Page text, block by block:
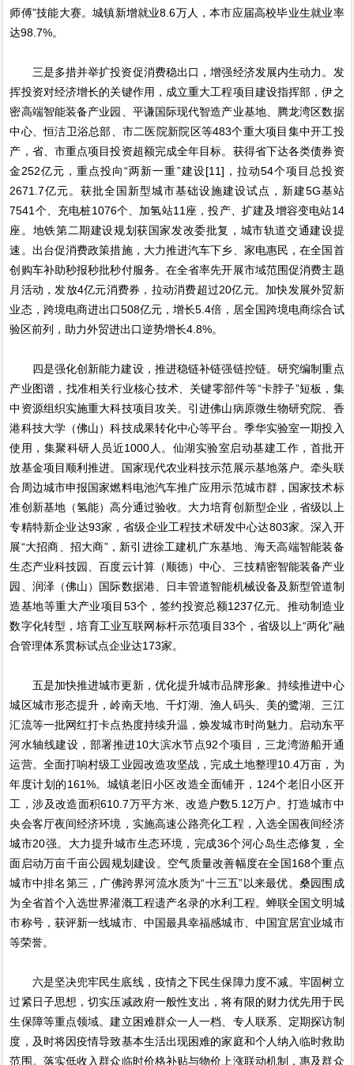
师傅”技能大赛。城镇新增就业8.6万人，本市应届高校毕业生就业率
达98.7%。
三是多措并举扩投资促消费稳出口，增强经济发展内生动力。发
挥投资对经济增长的关键作用，成立重大工程项目建设指挥部，伊之
密高端智能装备产业园、平谦国际现代智造产业基地、腾龙湾区数据
中心、恒洁卫浴总部、市二医院新院区等483个重大项目集中开工投
产，省、市重点项目投资超额完成全年目标。获得省下达各类债券资
金252亿元，重点投向“两新一重”建设[11]，拉动54个项目总投资
2671.7亿元。获批全国新型城市基础设施建设试点，新建5G基站
7541个、充电桩1076个、加氢站11座，投产、扩建及增容变电站14
座。地铁第二期建设规划获国家发改委批复，城市轨道交通建设提
速。出台促消费政策措施，大力推进汽车下乡、家电惠民，在全国首
创购车补助秒报秒批秒付服务。在全省率先开展市域范围促消费主题
月活动，发放4亿元消费券，拉动消费超过20亿元。加快发展外贸新
业态，跨境电商进出口508亿元，增长5.4倍，居全国跨境电商综合试
验区前列，助力外贸进出口逆势增长4.8%。
四是强化创新能力建设，推进稳链补链强链控链。研究编制重点
产业图谱，找准相关行业核心技术、关键零部件等“卡脖子”短板，集
中资源组织实施重大科技项目攻关。引进佛山病原微生物研究院、香
港科技大学（佛山）科技成果转化中心等平台。季华实验室一期投入
使用，集聚科研人员近1000人。仙湖实验室启动基建工作，首批开
放基金项目顺利推进。国家现代农业科技示范展示基地落户。牵头联
合周边城市申报国家燃料电池汽车推广应用示范城市群，国家技术标
准创新基地（氢能）高分通过验收。大力培育创新型企业，省级以上
专精特新企业达93家，省级企业工程技术研发中心达803家。深入开
展“大招商、招大商”，新引进徐工建机广东基地、海天高端智能装备
生态产业科技园、百度云计算（顺德）中心、三技精密智能装备产业
园、润泽（佛山）国际数据港、日丰管道智能机械设备及新型管道制
造基地等重大产业项目53个，签约投资总额1237亿元。推动制造业
数字化转型，培育工业互联网标杆示范项目33个，省级以上“两化”融
合管理体系贯标试点企业达173家。
五是加快推进城市更新，优化提升城市品牌形象。持续推进中心
城区城市形态提升，岭南天地、千灯湖、渔人码头、美的鹭湖、三江
汇流等一批网红打卡点热度持续升温，焕发城市时尚魅力。启动东平
河水轴线建设，部署推进10大滨水节点92个项目，三龙湾游船开通
运营。全面打响村级工业园改造攻坚战，完成土地整理10.4万亩，为
年度计划的161%。城镇老旧小区改造全面铺开，124个老旧小区开
工，涉及改造面积610.7万平方米、改造户数5.12万户。打造城市中
央会客厅夜间经济环境，实施高速公路亮化工程，入选全国夜间经济
城市20强。大力提升城市生态环境，完成36个河心岛生态修复，全
面启动万亩千亩公园规划建设。空气质量改善幅度在全国168个重点
城市中排名第三，广佛跨界河流水质为“十三五”以来最优。桑园围成
为全省首个入选世界灌溉工程遗产名录的水利工程。蝉联全国文明城
市称号，获评新一线城市、中国最具幸福感城市、中国宜居宜业城市
等荣誉。
六是坚决兜牢民生底线，疫情之下民生保障力度不减。牢固树立
过紧日子思想，切实压减政府一般性支出，将有限的财力优先用于民
生保障等重点领域。建立困难群众一人一档、专人联系、定期探访制
度，及时将因疫情导致基本生活出现困难的家庭和个人纳入临时救助
范围。落实低收入群众临时价格补贴与物价上涨联动机制，惠及群众